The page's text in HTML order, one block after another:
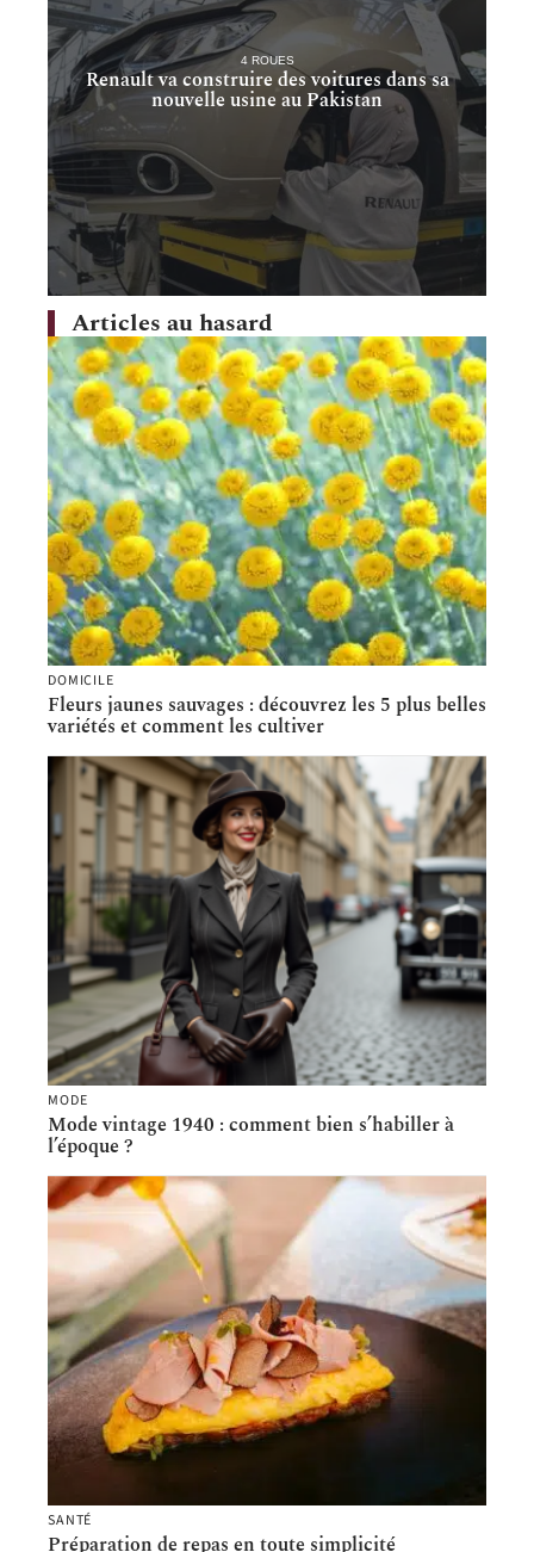
4 ROUES
Renault va construire des voitures dans sa
nouvelle usine au Pakistan
Articles au hasard
DOMICILE
Fleurs jaunes sauvages : découvrez les 5 plus belles
variétés et comment les cultiver
MODE
Mode vintage 1940 : comment bien s’habiller à
l’époque ?
SANTÉ
Préparation de repas en toute simplicité